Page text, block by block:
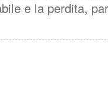
e la perdita,